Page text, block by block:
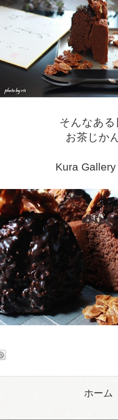
そんなある
お茶じか
Kura
ホーム